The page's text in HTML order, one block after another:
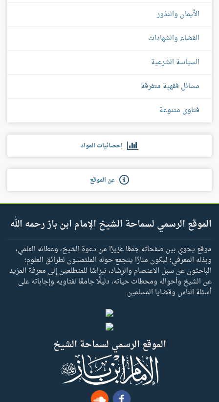
الأيمان والنذور
القضاء والشهادات
السياسة الشرعية
مسائل فقهية متفرقة
فتاوى متنوعة
إحصائيات المواد
عن الموقع
الموقع الرسمي لسماحة الشيخ الإمام ابن باز رحمه الله
موقع يحوي بين صفحاته جمعًا غزيرًا من دعوة الشيخ، وعطائه العلمي،
وبذله المعرفي؛ ليكون منارًا يتجمع حوله الملتمسون لطرائق العلوم؛
الباحثون عن سبل الاعتصام والرشاد، نبراسًا للمتطلعين إلى معرفة المزيد
عن الشيخ وأحواله ومحطات حياته، دليلًا جامعًا لفتاويه وإجاباته على
أسئلة الناس وقضايا المسلمين.
الموقع الرسمي لسماحة الشيخ